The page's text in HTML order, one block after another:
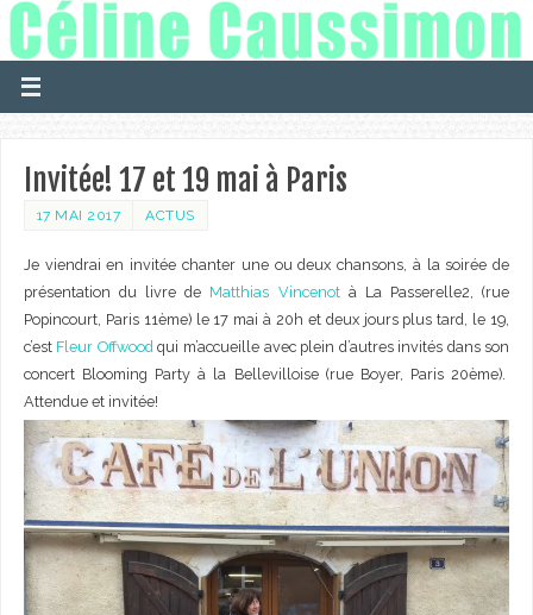
Invitée! 17 et 19 mai à Paris
17 MAI 2017 ACTUS
Je viendrai en invitée chanter une ou deux chansons, à la soirée de
présentation du livre de Matthias Vincenotà La Passerelle2, (rue
Popincourt, Paris 11ème) le 17 mai à 20h et deux jours plus tard, le 19,
c’est Fleur Offwoodqui m’accueille avec plein d’autres invités dans son
concert Blooming Party à la Bellevilloise (rue Boyer, Paris 20ème).
Attendue et invitée!